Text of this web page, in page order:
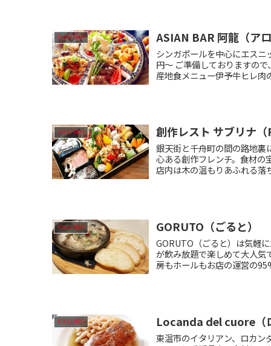
FOOD TRIP ASIAN BAR 阿龍（ア
シンガポールを中心にエス
円～ ご準備しておりますの
産地食メニュー伊予牛ヒレ肉
FOOD TRIP 創作レスト サブリナ
銀天街と千舟町の間の路地裏
心ある創作フレンチ。食材の
店内は木の温もりあふれる落
FOOD TRIP GORUTO（ごると）
GORUTO（ごると）は気軽
が飲み放題で楽しめて大人気
房もホールもお店の運営の
FOOD TRIP Locanda del cuore（
東温市のイタリアン、ロカン